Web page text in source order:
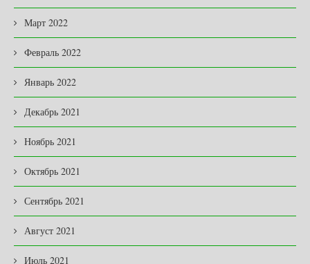
Март 2022
Февраль 2022
Январь 2022
Декабрь 2021
Ноябрь 2021
Октябрь 2021
Сентябрь 2021
Август 2021
Июль 2021